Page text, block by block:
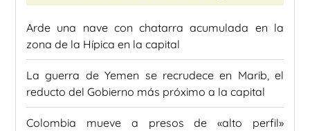
Arde una nave con chatarra acumulada en la
zona de la Hípica en la capital
La guerra de Yemen se recrudece en Marib, el
reducto del Gobierno más próximo a la capital
Colombia mueve a presos de «alto perfil»